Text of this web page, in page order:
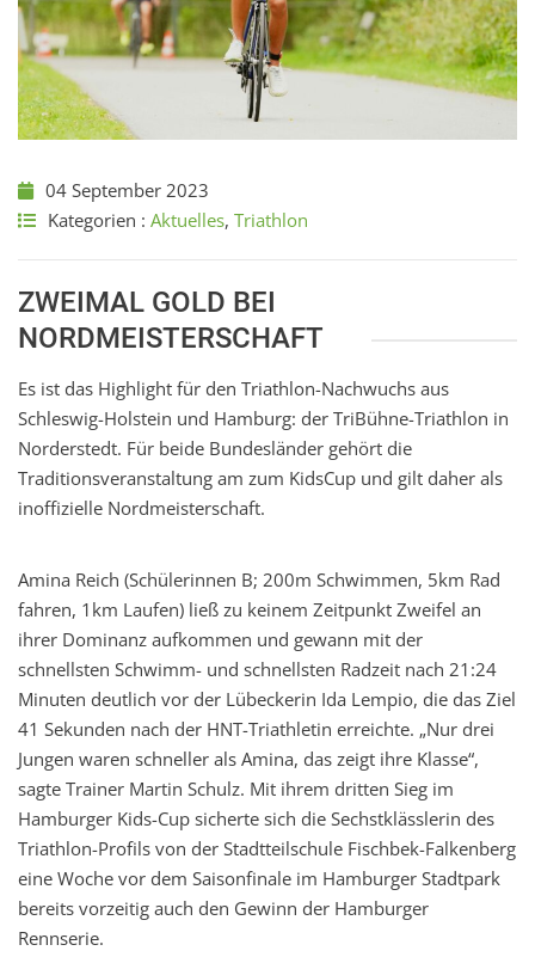
04 September 2023
Kategorien : Aktuelles, Triathlon
ZWEIMAL GOLD BEI
NORDMEISTERSCHAFT
Es ist das Highlight für den Triathlon-Nachwuchs aus
Schleswig-Holstein und Hamburg: der TriBühne-Triathlon in
Norderstedt. Für beide Bundesländer gehört die
Traditionsveranstaltung am zum KidsCup und gilt daher als
inoffizielle Nordmeisterschaft.
Amina Reich (Schülerinnen B; 200m Schwimmen, 5km Rad
fahren, 1km Laufen) ließ zu keinem Zeitpunkt Zweifel an
ihrer Dominanz aufkommen und gewann mit der
schnellsten Schwimm- und schnellsten Radzeit nach 21:24
Minuten deutlich vor der Lübeckerin Ida Lempio, die das Ziel
41 Sekunden nach der HNT-Triathletin erreichte. „Nur drei
Jungen waren schneller als Amina, das zeigt ihre Klasse“,
sagte Trainer Martin Schulz. Mit ihrem dritten Sieg im
Hamburger Kids-Cup sicherte sich die Sechstklässlerin des
Triathlon-Profils von der Stadtteilschule Fischbek-Falkenberg
eine Woche vor dem Saisonfinale im Hamburger Stadtpark
bereits vorzeitig auch den Gewinn der Hamburger
Rennserie.